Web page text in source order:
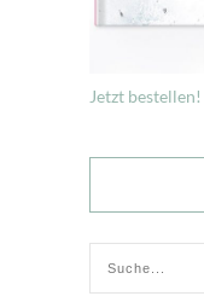
Jetzt bestellen!